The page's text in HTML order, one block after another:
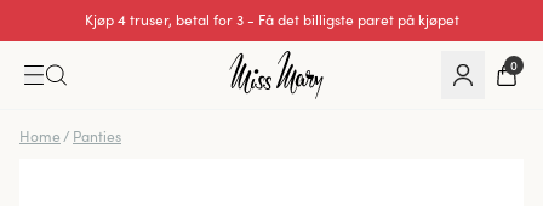
Kjøp 4 truser, betal for 3 - Få det billigste paret på kjøpet
0
Home / Panties